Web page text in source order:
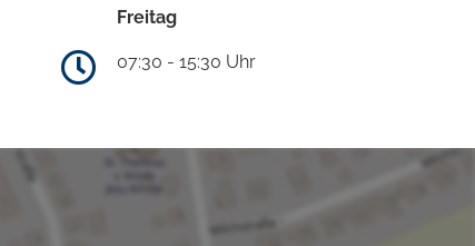
Freitag
07:30 - 15:30 Uhr